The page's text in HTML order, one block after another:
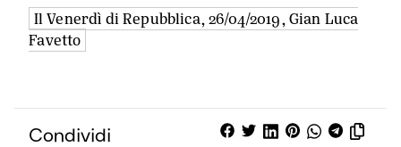
Calciatori, artisti e
uno spazio in cui
ogni individuo può
Il Venerdì di Repubblica, 26/04/2019, Gian Luca
Favetto
Condividi